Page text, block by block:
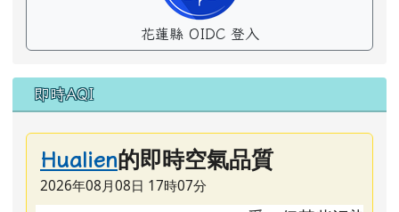
花蓮縣 OIDC 登入
即時AQI
Hualien的即時空氣品質
2026年08月08日 17時07分